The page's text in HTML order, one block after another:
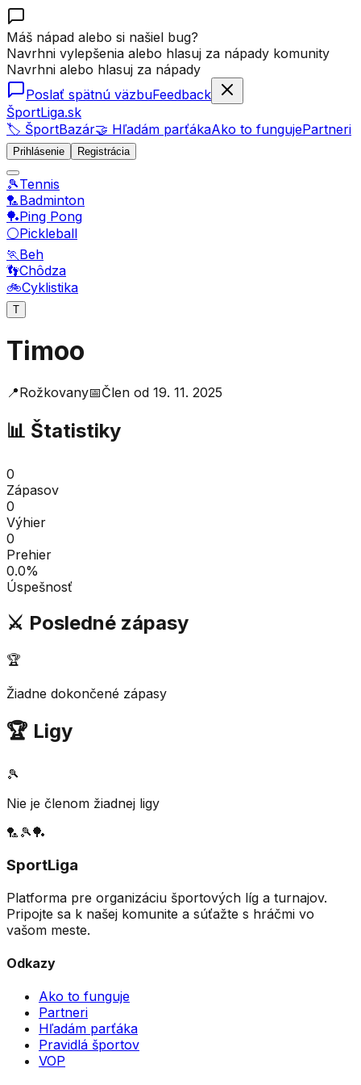
Máš nápad alebo si našiel bug?
Navrhni vylepšenia alebo hlasuj za nápady komunity
Navrhni alebo hlasuj za nápady
Poslať spätnú väzbuFeedback
ŠportLiga.sk
🏷️ ŠportBazár🤝 Hľadám parťákaAko to fungujePartneri
Prihlásenie Registrácia
🎾Tennis
🏸Badminton
🏓Ping Pong
⚪Pickleball
🏃Beh
👣Chôdza
🚲Cyklistika
T
Timoo
📍Rožkovany📅Člen od 19. 11. 2025
📊 Štatistiky
0
Zápasov
0
Výhier
0
Prehier
0.0%
Úspešnosť
⚔️ Posledné zápasy
🏆
Žiadne dokončené zápasy
🏆 Ligy
🎾
Nie je členom žiadnej ligy
🏸 🎾🏓
SportLiga
Platforma pre organizáciu športových líg a turnajov.
Pripojte sa k našej komunite a súťažte s hráčmi vo
vašom meste.
Odkazy
Ako to funguje
Partneri
Hľadám parťáka
Pravidlá športov
VOP